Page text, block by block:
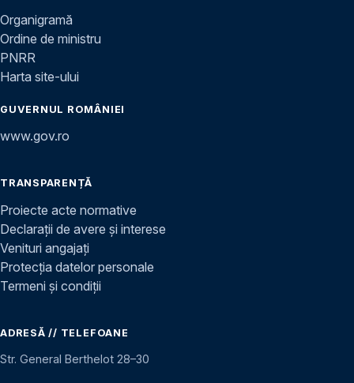
Organigramă
Ordine de ministru
PNRR
Harta site-ului
GUVERNUL ROMÂNIEI
www.gov.ro
TRANSPARENȚĂ
Proiecte acte normative
Declarații de avere și interese
Venituri angajați
Protecția datelor personale
Termeni și condiții
ADRESĂ // TELEFOANE
Str. General Berthelot 28–30